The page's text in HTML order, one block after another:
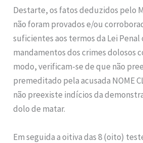
Destarte, os fatos deduzidos pelo
não foram provados e/ou
suficientes aos termos da Lei Penal
mandamentos dos crimes dolosos
modo, verificam-se de que não
premeditado pela acusada NOME
não preexiste indícios da
dolo de matar.
Em seguida a oitiva das 8 (oito)